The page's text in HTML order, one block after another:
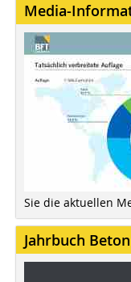
Media-
Sie die aktuellen
Jahrbuch